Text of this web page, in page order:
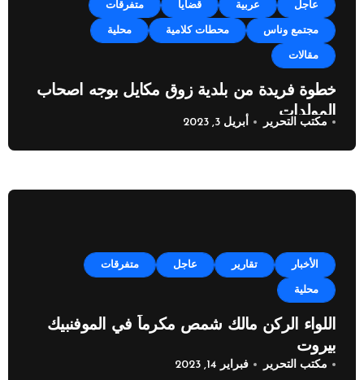
عاجل عربية قضايا متفرقات
مجتمع وناس محطات كلامية محلية
مقالات
خطوة فريدة من بلدية زوق مكايل بوجه اصحاب
المولدات
مكتب التحرير أبريل 3, 2023
الأخبار تقارير عاجل متفرقات
محلية
اللواء الركن مالك شمص مكرماً في الموفنبيك
بيروت
مكتب التحرير فبراير 14, 2023